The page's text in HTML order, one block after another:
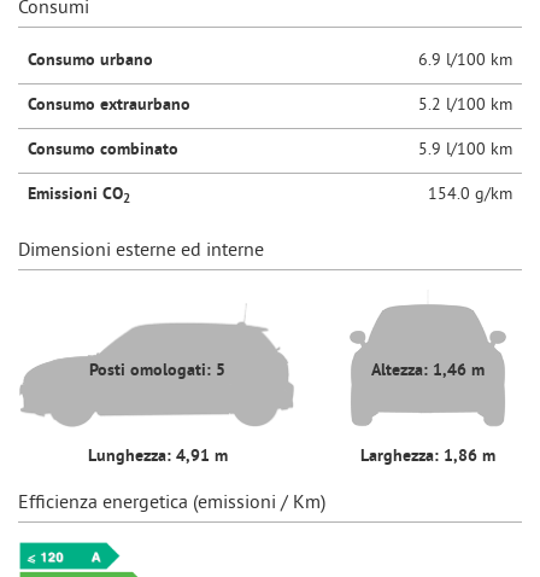
Consumi
Consumo urbano 6.9 l/100 km
Consumo extraurbano 5.2 l/100 km
Consumo combinato 5.9 l/100 km
Emissioni CO2 154.0 g/km
Dimensioni esterne ed interne
Posti omologati: 5
Lunghezza: 4,91 m
Altezza: 1,46 m
Larghezza: 1,86 m
Efficienza energetica (emissioni / Km)